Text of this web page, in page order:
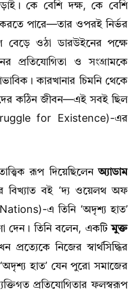
কে বেশি দক্ষ, কে বেশি
পারে—তার ওপরই নির্ভর
ওঠা ডারউইনের পক্ষে
প্রতিযোগিতা ও সংগ্রামকে
কারখানার চিমনি থেকে
কঠিন জীবন—এই সবই ছিল
for Existence)-এর
রূপ দিয়েছিলেনঅ্যাডাম
বিখ্যাত বই ‘দ্য ওয়েলথ অফ
এ তিনি ‘অদৃশ্য হাত’
দেন। তিনি বলেন, একটিমুক্ত
প্রত্যেকে নিজের স্বার্থসিদ্ধির
হাত’ যেন পুরো সমাজের
প্রতিযোগিতার ফলস্বরূপ